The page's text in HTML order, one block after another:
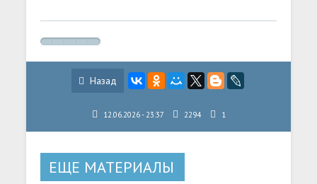
Назад
12.06.2026 - 23:37 2294 1
ЕЩЕ МАТЕРИАЛЫ